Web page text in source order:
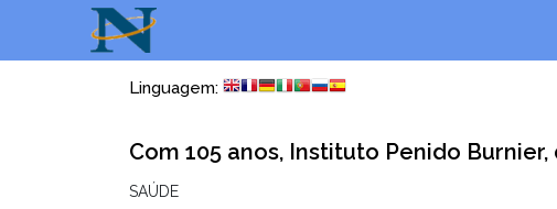
Linguagem:
Com 105 anos, Instituto Penido
SAÚDE